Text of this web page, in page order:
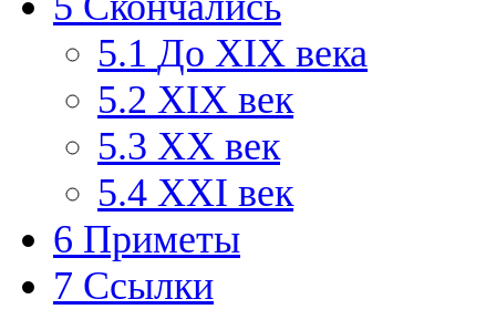
5.1 До XIX века
5.2 XIX век
5.3 XX век
5.4 XXI век
6 Приметы
7 Ссылки